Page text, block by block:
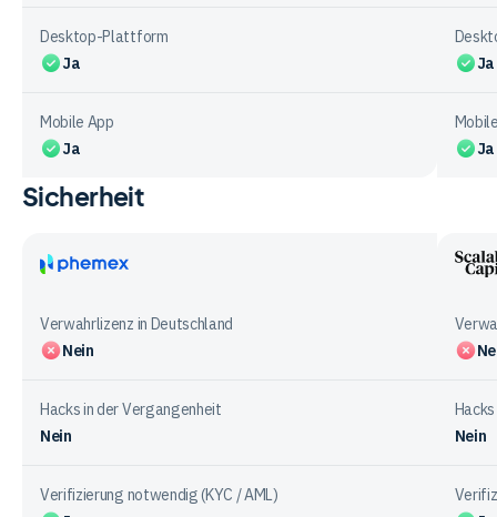
Desktop-Plattform
Ja
Ja
Mobile App
Ja
Ja
Vergleichstabelle
bei
Anbietern
Sicherheit
Verwahrlizenz in Deutschland
Nein
Hacks in der Vergangenheit
Nein
Nein
Verifizierung notwendig (KYC / AML)